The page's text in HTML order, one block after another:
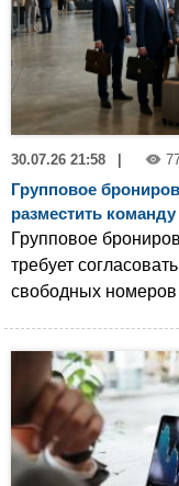
30.07.26 21:58
Групповое
разместить
Групповое
требует
свободных номеров